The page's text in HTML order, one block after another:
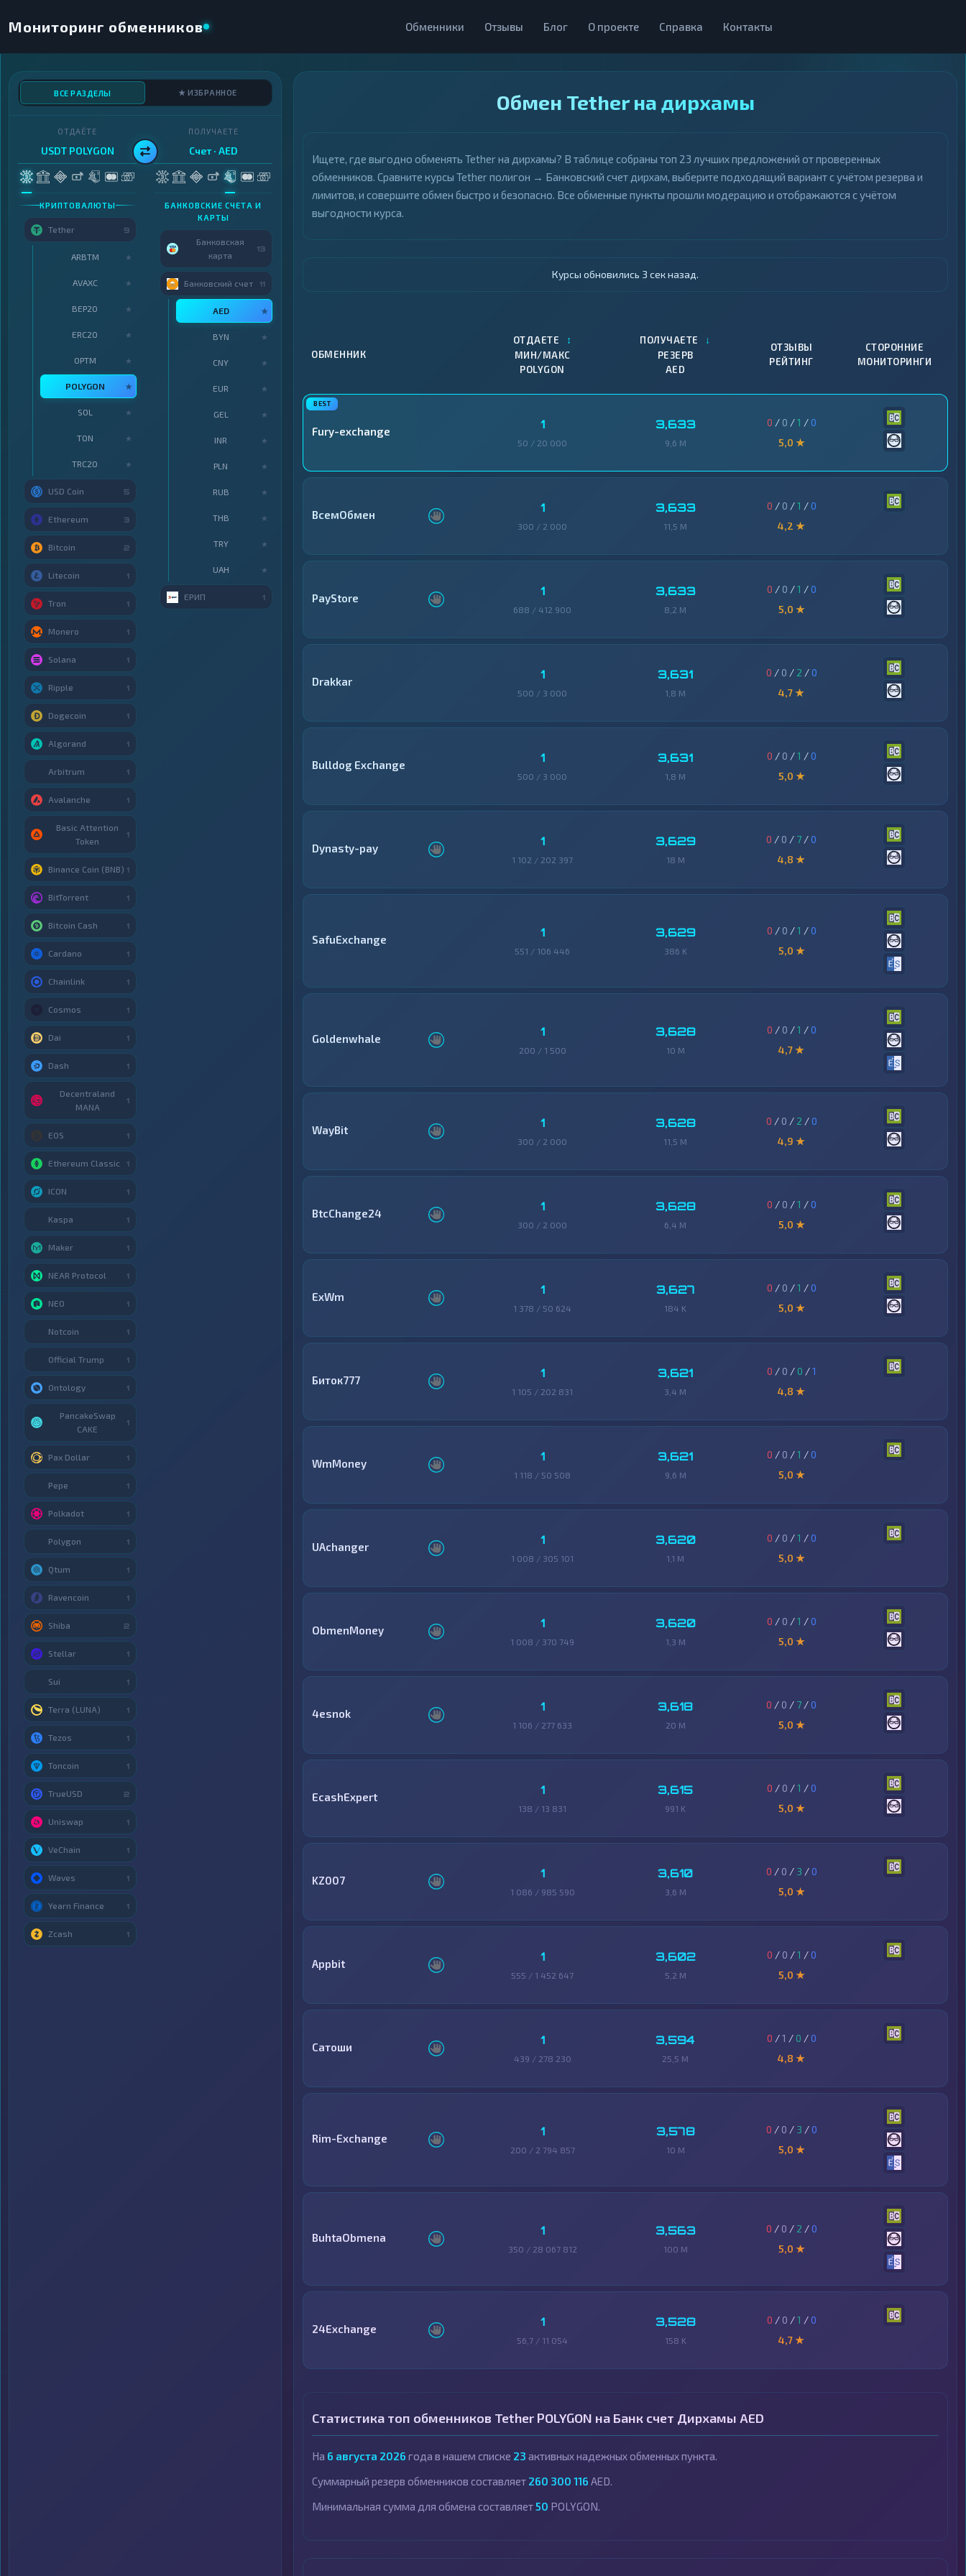
Мониторинг обменников Обменники Отзывы Блог О проекте Справка Контакты
Обмен Tether на дирхамы
Ищете, где выгодно обменять Tether на дирхамы? В таблице собраны топ 23 лучших предложений от проверенных
обменников. Сравните курсы Tether полигон → Банковский счет дирхам, выберите подходящий вариант с учётом резерва и
лимитов, и совершите обмен быстро и безопасно. Все обменные пункты прошли модерацию и отображаются с учётом
выгодности курса.
Курсы обновились 4 сек назад.
ОБМЕННИК
ОТДАЕТЕ ↕
МИН/МАКС
POLYGON
ПОЛУЧАЕТЕ ↓
РЕЗЕРВ
AED
ОТЗЫВЫ
РЕЙТИНГ
СТОРОННИЕ
МОНИТОРИНГИ
Fury-exchange 1
50 / 20 000
3,633
9,6 M
0 / 0 /1 /0
5,0 ★
ВсемОбмен 1
300 / 2 000
3,633
11,5 M
0 / 0 /1 /0
4,2 ★
PayStore 1
688 / 412 900
3,633
8,2 M
0 / 0 /1 /0
5,0 ★
Drakkar 1
500 / 3 000
3,631
1,8 M
0 / 0 / 2 /0
4,7 ★
Bulldog Exchange 1
500 / 3 000
3,631
1,8 M
0 / 0 /1 /0
5,0 ★
Dynasty-pay 1
1 102 / 202 397
3,629
18 M
0 / 0 / 7 /0
4,8 ★
SafuExchange 1
551 / 106 446
3,629
386 K
0 / 0 /1 /0
5,0 ★
Goldenwhale 1
200 / 1 500
3,628
10 M
0 / 0 /1 /0
4,7 ★
WayBit 1
300 / 2 000
3,628
11,5 M
0 / 0 / 2 /0
4,9 ★
BtcChange24 1
300 / 2 000
3,628
6,4 M
0 / 0 /1 /0
5,0 ★
ExWm 1
1 378 / 50 624
3,627
184 K
0 / 0 /1 /0
5,0 ★
Биток777 1
1 105 / 202 831
3,621
3,4 M
0 / 0 / 0 /1
4,8 ★
WmMoney 1
1 118 / 50 508
3,621
9,6 M
0 / 0 /1 /0
5,0 ★
UAchanger 1
1 008 / 305 101
3,620
1,1 M
0 / 0 /1 /0
5,0 ★
ObmenMoney 1
1 008 / 370 749
3,620
1,3 M
0 / 0 /1 /0
5,0 ★
4esnok 1
1 106 / 277 633
3,618
20 M
0 / 0 / 7 /0
5,0 ★
EcashExpert 1
138 / 13 831
3,615
991 K
0 / 0 /1 /0
5,0 ★
KZ007 1
1 086 / 985 590
3,610
3,6 M
0 / 0 / 3 /0
5,0 ★
Appbit 1
555 / 1 452 647
3,602
5,2 M
0 / 0 /1 /0
5,0 ★
Сатоши 1
439 / 278 230
3,594
25,5 M
0 /1 / 0 /0
4,8 ★
Rim-Exchange 1
200 / 2 794 857
3,578
10 M
0 / 0 / 3 /0
5,0 ★
BuhtaObmena 1
350 / 28 067 812
3,563
100 M
0 / 0 / 2 /0
5,0 ★
24Exchange 1
56,7 / 11 054
3,528
158 K
0 / 0 /1 /0
4,7 ★
Статистика топ обменников Tether POLYGON на Банк счет Дирхамы AED
На 6 августа 2026 года в нашем списке 23 активных надежных обменных пункта.
Суммарный резерв обменников составляет 260 300 116 AED.
Минимальная сумма для обмена составляет50 POLYGON.
ВСЕ РАЗДЕЛЫ ★ ИЗБРАННОЕ
ОТДАЁТЕ
USDT POLYGON
КРИПТОВАЛЮТЫ
Tether 9
ARBTM ★
AVAXC ★
BEP20 ★
ERC20 ★
OPTM ★
POLYGON ★
SOL ★
TON ★
TRC20 ★
USD Coin 5
Ethereum 3
Bitcoin 2
Litecoin 1
Tron 1
Monero 1
Solana 1
Ripple 1
Dogecoin 1
Algorand 1
Arbitrum 1
Avalanche 1
Basic Attention
Token
1
Binance Coin (BNB) 1
BitTorrent 1
Bitcoin Cash 1
Cardano 1
Chainlink 1
Cosmos 1
Dai 1
Dash 1
Decentraland
MANA
1
EOS 1
Ethereum Classic 1
ICON 1
Kaspa 1
Maker 1
NEAR Protocol 1
NEO 1
Notcoin 1
Official Trump 1
Ontology 1
PancakeSwap
CAKE
1
Pax Dollar 1
Pepe 1
Polkadot 1
Polygon 1
Qtum 1
Ravencoin 1
Shiba 2
Stellar 1
Sui 1
Terra (LUNA) 1
Tezos 1
Toncoin 1
TrueUSD 2
Uniswap 1
VeChain 1
Waves 1
Yearn Finance 1
Zcash 1
ПОЛУЧАЕТЕ
Счет · AED
БАНКОВСКИЕ СЧЕТА И
КАРТЫ
Банковская
карта
13
Банковский счет 11
AED ★
BYN ★
CNY ★
EUR ★
GEL ★
INR ★
PLN ★
RUB ★
THB ★
TRY ★
UAH ★
ЕРИП 1